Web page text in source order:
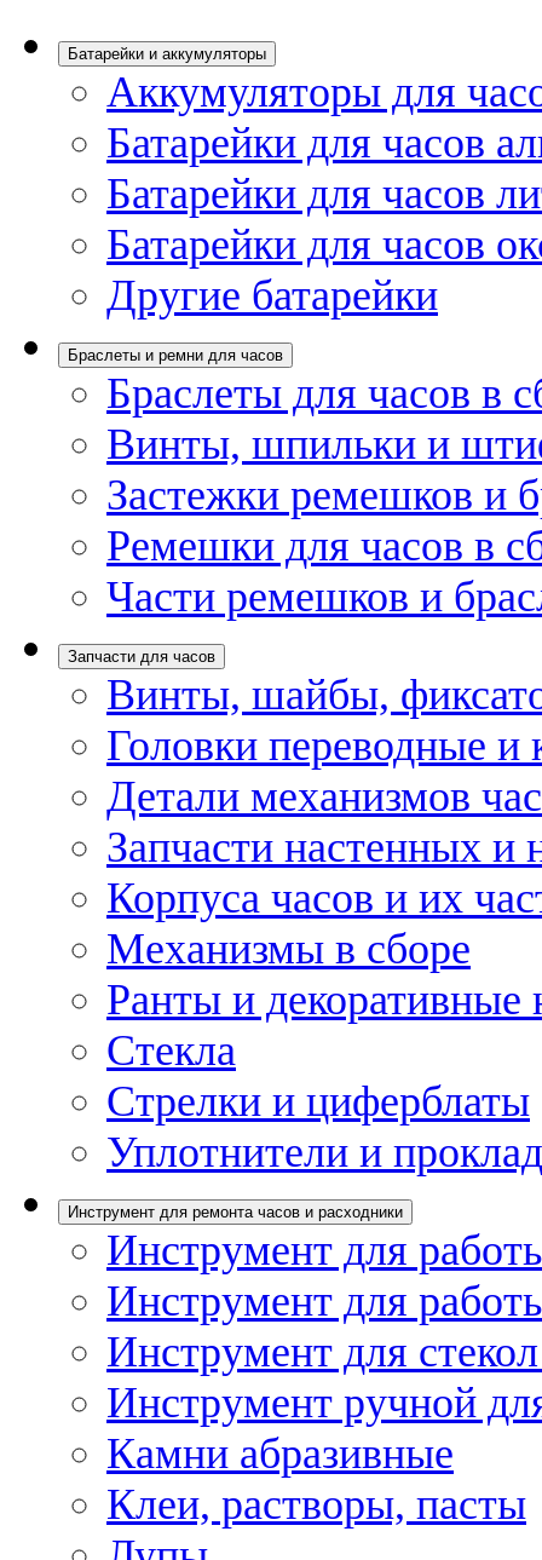
Батарейки и аккумуляторы
Аккумуляторы для
Батарейки для часов
Батарейки для часов
Батарейки для часов
Другие батарейки
Браслеты и ремни для часов
Браслеты для часов в
Винты, шпильки и
Застежки ремешков и
Ремешки для часов в
Части ремешков и
Запчасти для часов
Винты, шайбы,
Головки переводные и
Детали механизмов
Запчасти настенных и
Корпуса часов и их
Механизмы в сборе
Ранты и декоративные
Стекла
Стрелки и циферблаты
Уплотнители и
Инструмент для ремонта часов и расходники
Инструмент для
Инструмент для
Инструмент для
Инструмент ручной
Камни абразивные
Клеи, растворы, пасты